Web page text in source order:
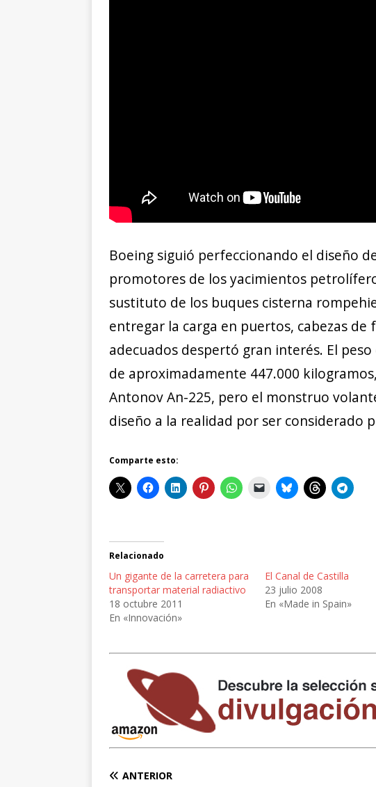
Boeing siguió perfeccionando el diseño
promotores de los yacimientos
sustituto de los buques cisterna
entregar la carga en puertos, cabezas
adecuados despertó gran interés. El
de aproximadamente 447.000
Antonov An-225, pero el monstruo
diseño a la realidad por ser considerado
Comparte esto:
Relacionado
Un gigante de la carretera para
transportar material radiactivo
18 octubre 2011
En «Innovación»
El Canal de Castilla
23 julio 2008
En «Made in Spain»
ANTERIOR